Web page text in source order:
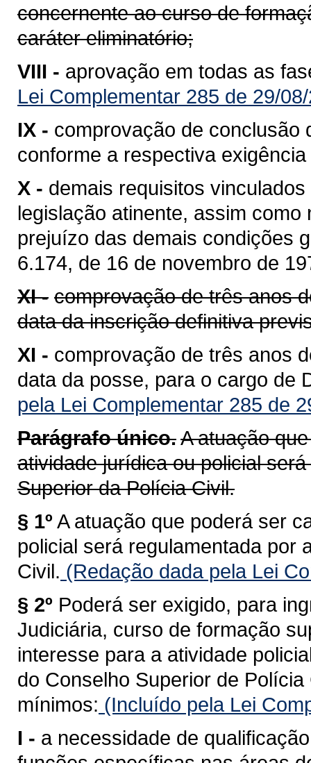
concernente ao curso de
caráter eliminatório;
VIII - aprovação em todas as
Lei Complementar 285 de 29/
IX - comprovação de conclusão
conforme a respectiva
X - demais requisitos
legislação atinente, assim
prejuízo das demais condições
6.174, de 16 de novembro de
XI - comprovação de três anos
data da inscrição definitiva
XI - comprovação de três anos
data da posse, para o cargo de
pela Lei Complementar 285 de
Parágrafo único.A atuação
atividade jurídica ou policial
Superior da Polícia Civil.
§ 1º A atuação que poderá ser
policial será regulamentada por
Civil. (Redação dada pela Lei
§ 2º Poderá ser exigido, para
Judiciária, curso de formação
interesse para a atividade
do Conselho Superior de
mínimos: (Incluído pela Lei
I - a necessidade de